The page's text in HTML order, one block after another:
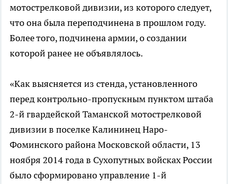
мотострелковой дивизии, из которого следует,
что она была переподчинена в прошлом году.
Более того, подчинена армии, о создании
которой ранее не объявлялось.
«Как выясняется из стенда, установленного
перед контрольно-пропускным пунктом штаба
2-й гвардейской Таманской мотострелковой
дивизии в поселке Калининец Наро-
Фоминского района Московской области, 13
ноября 2014 года в Сухопутных войсках России
было сформировано управление 1-й